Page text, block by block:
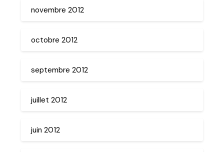
novembre 2012
octobre 2012
septembre 2012
juillet 2012
juin 2012